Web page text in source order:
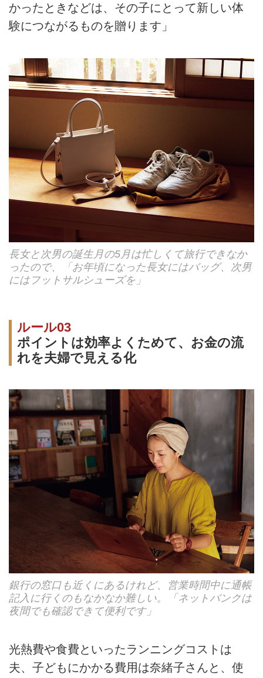
かったときなどは、その子にとって新しい体
験につながるものを贈ります」
長女と次男の誕生月の5月は忙しくて旅行できなか
ったので、「お年頃になった長女にはバッグ、次男
にはフットサルシューズを」
ルール03
ポイントは効率よくためて、お金の流
れを夫婦で見える化
銀行の窓口も近くにあるけれど、営業時間中に通帳
記入に行くのもなかなか難しい。「ネットバンクは
夜間でも確認できて便利です」
光熱費や食費といったランニングコストは
夫、子どもにかかる費用は奈緒子さんと、使